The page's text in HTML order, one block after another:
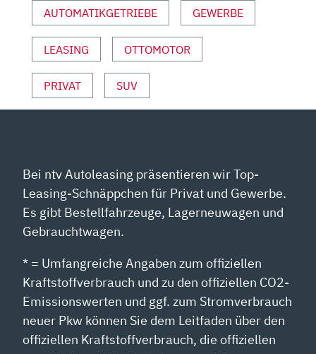
ANZEIGEN
AUTOMATIKGETRIEBE GEWERBE
LEASING OTTOMOTOR
PRIVAT SUV
Bei ntv Autoleasing präsentieren wir Top-
Leasing-Schnäppchen für Privat und Gewerbe.
Es gibt Bestellfahrzeuge, Lagerneuwagen und
Gebrauchtwagen.
* = Umfangreiche Angaben zum offiziellen
Kraftstoffverbrauch und zu den offiziellen CO2-
Emissionswerten und ggf. zum Stromverbrauch
neuer Pkw können Sie dem Leitfaden über den
offiziellen Kraftstoffverbrauch, die offiziellen